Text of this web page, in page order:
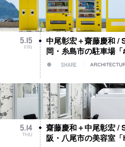
5.15
FRI
中尾彰宏＋齋藤慶和 /
岡・糸島市の駐車場「
SHARE
5.14
THU
齋藤慶和＋中尾彰宏 /
阪・八尾市の美容室